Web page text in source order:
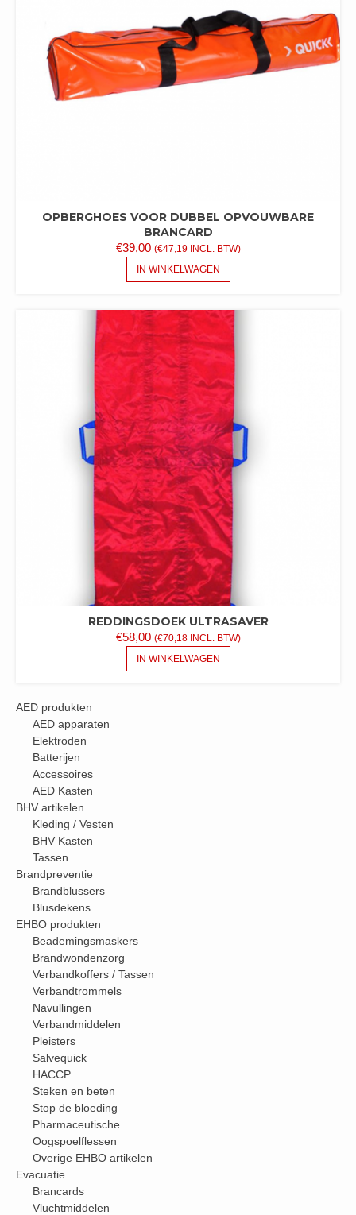
OPBERGHOES VOOR DUBBEL OPVOUWBARE
BRANCARD
€39,00 (€47,19INCL. BTW)
IN WINKELWAGEN
REDDINGSDOEK ULTRASAVER
€58,00 (€70,18INCL. BTW)
IN WINKELWAGEN
AED produkten
AED apparaten
Elektroden
Batterijen
Accessoires
AED Kasten
BHV artikelen
Kleding / Vesten
BHV Kasten
Tassen
Brandpreventie
Brandblussers
Blusdekens
EHBO produkten
Beademingsmaskers
Brandwondenzorg
Verbandkoffers / Tassen
Verbandtrommels
Navullingen
Verbandmiddelen
Pleisters
Salvequick
HACCP
Steken en beten
Stop de bloeding
Pharmaceutische
Oogspoelflessen
Overige EHBO artikelen
Evacuatie
Brancards
Vluchtmiddelen